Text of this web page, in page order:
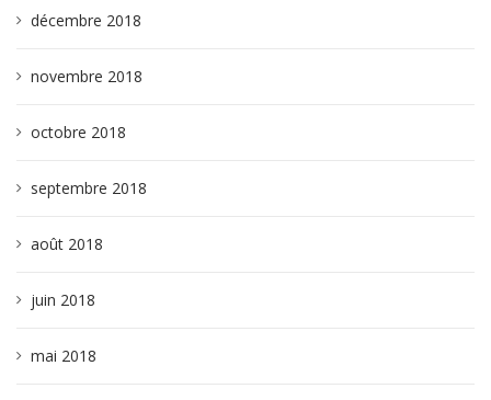
décembre 2018
novembre 2018
octobre 2018
septembre 2018
août 2018
juin 2018
mai 2018